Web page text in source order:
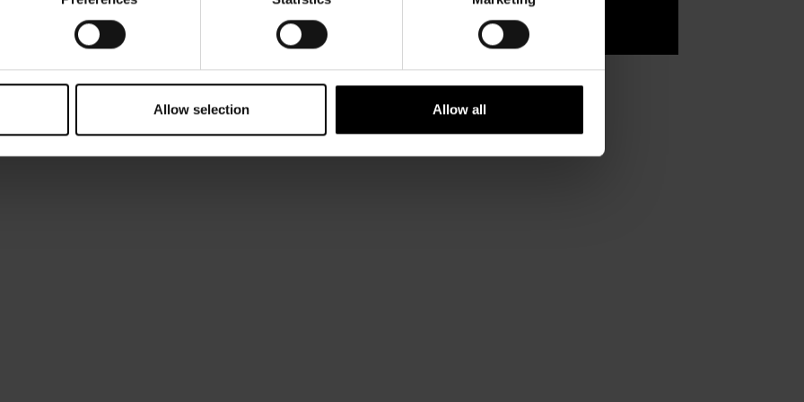
Allow selection Allow all
Gobelins L’École de l’image, symbole de l’Excellence Française,
photo.